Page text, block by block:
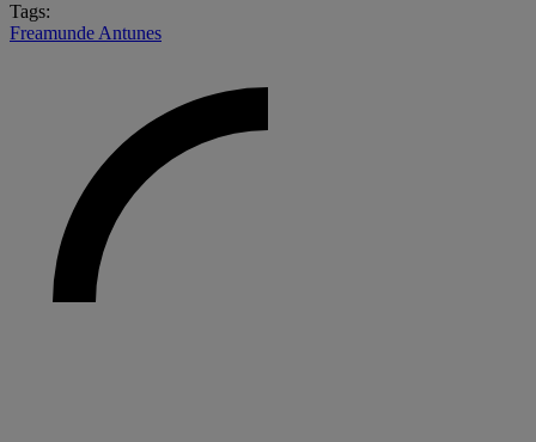
Tags:
Freamunde Antunes